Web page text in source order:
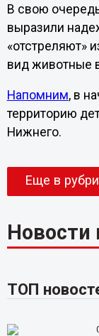
В свою
выразили
«отстреляют»
вид животные
Напомним, в
территорию
Нижнего.
Еще в
Новости
ТОП